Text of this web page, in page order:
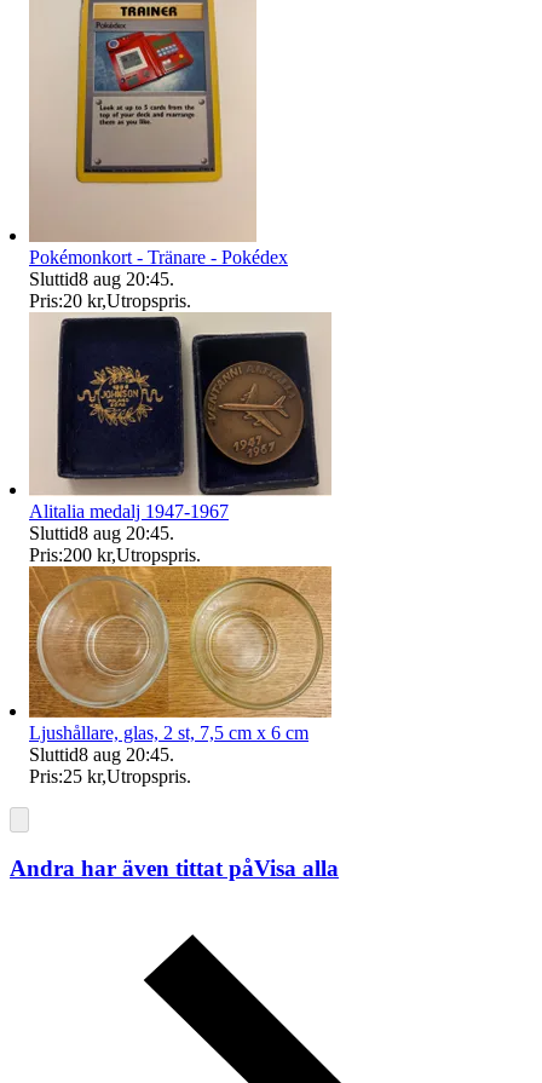
Pokémonkort - Tränare - Pokédex
Sluttid8 aug 20:45.
Pris:20 kr,Utropspris.
Alitalia medalj 1947-1967
Sluttid8 aug 20:45.
Pris:200 kr,Utropspris.
Ljushållare, glas, 2 st, 7,5 cm x 6 cm
Sluttid8 aug 20:45.
Pris:25 kr,Utropspris.
Andra har även tittat påVisa alla